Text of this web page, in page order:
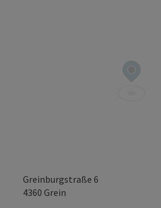
Greinburgstraße 6
4360 Grein